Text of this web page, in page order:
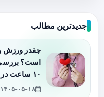
جدیدترین مطالب
چقدر ورزش
۱۰ ساعت در هفته
۱۴۰۵-۰۵-۱۸